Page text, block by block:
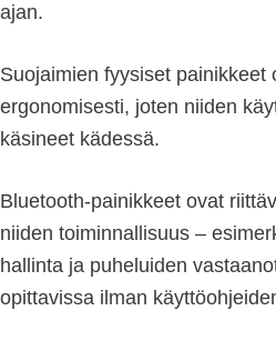
ajan.
Suojaimien fyysiset painikkeet
ergonomisesti, joten niiden
käsineet kädessä.
Bluetooth-painikkeet ovat
niiden toiminnallisuus –
hallinta ja puheluiden
opittavissa ilman